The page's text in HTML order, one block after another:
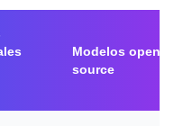
Modelos open
source